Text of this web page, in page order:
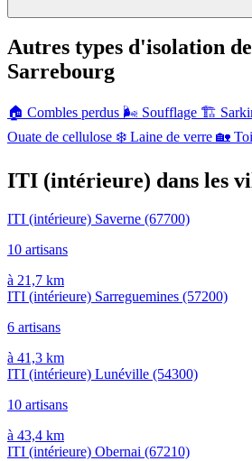
Autres types d'isolation
Sarrebourg
🏠 Combles perdus 🌬️ Soufflage 🏗️
Ouate de cellulose ❄️ Laine de verre 🏡
ITI (intérieure) dans les
ITI (intérieure) Saverne (67700)
10 artisans
à 21,7 km
ITI (intérieure) Sarreguemines (57200)
6 artisans
à 41,3 km
ITI (intérieure) Lunéville (54300)
10 artisans
à 43,4 km
ITI (intérieure) Obernai (67210)